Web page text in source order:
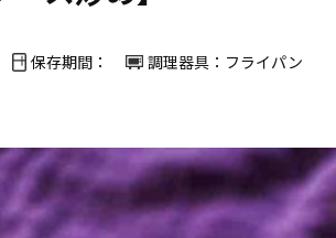
保存期間： 調理器具：フライパン